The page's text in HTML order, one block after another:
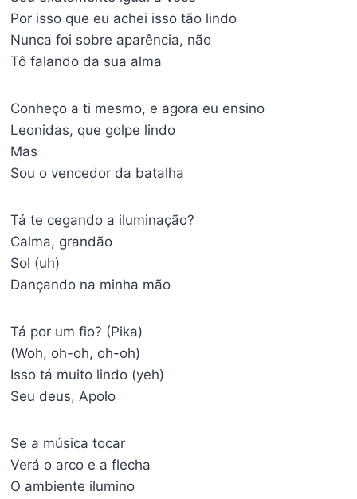
Por isso que eu achei isso tão lindo
Nunca foi sobre aparência, não
Tô falando da sua alma
Conheço a ti mesmo, e agora eu ensino
Leonidas, que golpe lindo
Mas
Sou o vencedor da batalha
Tá te cegando a iluminação?
Calma, grandão
Sol (uh)
Dançando na minha mão
Tá por um fio? (Pika)
(Woh, oh-oh, oh-oh)
Isso tá muito lindo (yeh)
Seu deus, Apolo
Se a música tocar
Verá o arco e a flecha
O ambiente ilumino